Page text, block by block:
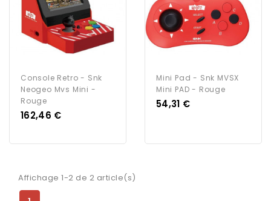
Console Retro - Snk
Neogeo Mvs Mini -
Rouge
Prix
162,46 €
Mini Pad - Snk MVSX
Mini PAD - Rouge
Prix
54,31 €
Affichage 1-2 de 2 article(s)